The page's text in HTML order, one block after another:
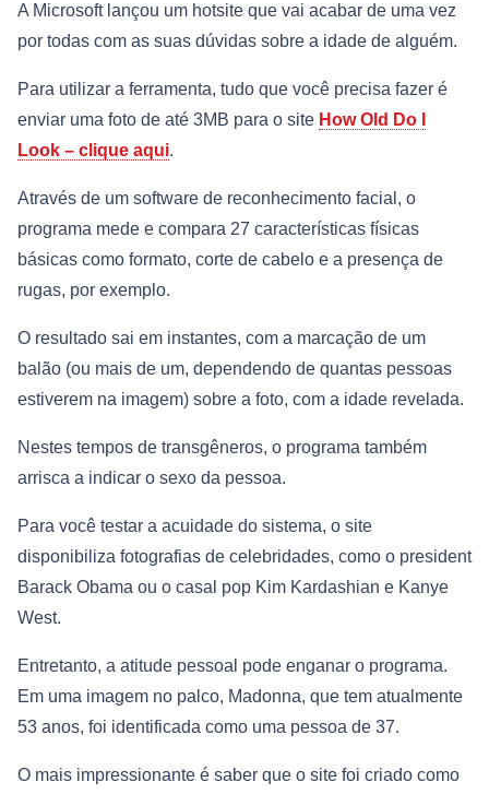
A Microsoft lançou um hotsite que vai acabar de uma vez
por todas com as suas dúvidas sobre a idade de alguém.
Para utilizar a ferramenta, tudo que você precisa fazer é
enviar uma foto de até 3MB para o site How Old Do I
Look – clique aqui.
Através de um software de reconhecimento facial, o
programa mede e compara 27 características físicas
básicas como formato, corte de cabelo e a presença de
rugas, por exemplo.
O resultado sai em instantes, com a marcação de um
balão (ou mais de um, dependendo de quantas pessoas
estiverem na imagem) sobre a foto, com a idade revelada.
Nestes tempos de transgêneros, o programa também
arrisca a indicar o sexo da pessoa.
Para você testar a acuidade do sistema, o site
disponibiliza fotografias de celebridades, como o president
Barack Obama ou o casal pop Kim Kardashian e Kanye
West.
Entretanto, a atitude pessoal pode enganar o programa.
Em uma imagem no palco, Madonna, que tem atualmente
53 anos, foi identificada como uma pessoa de 37.
O mais impressionante é saber que o site foi criado como